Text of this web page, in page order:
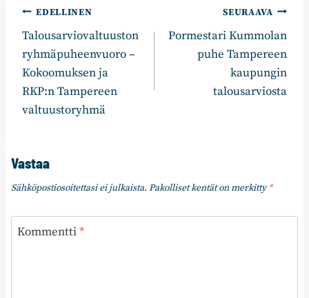
Artikkelien
selaus
EDELLINEN
Talousarviovaltuuston
ryhmäpuheenvuoro –
Kokoomuksen ja
RKP:n Tampereen
valtuustoryhmä
SEURAAVA
Pormestari Kummolan
puhe Tampereen
kaupungin
talousarviosta
Vastaa
Sähköpostiosoitettasi ei julkaista. Pakolliset kentät on merkitty*
Kommentti*